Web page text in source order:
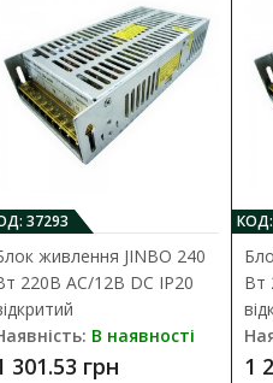
DC IP67
12100KA-L (12869) призначений ..
37293
живлення JINBO 240
220В AC/12В DC IP20
В наявності
301.53 грн
КОД:
Вт
1